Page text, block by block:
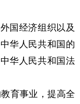
国经济组织以及
华人民共和国的
华人民共和国法
育事业，提高全